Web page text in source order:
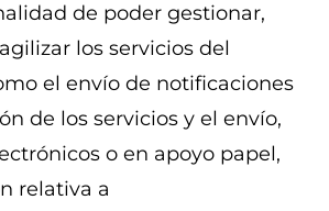
de poder gestionar,
los servicios del
el envío de notificaciones
de los servicios y el envío,
o en apoyo papel,
relativa a